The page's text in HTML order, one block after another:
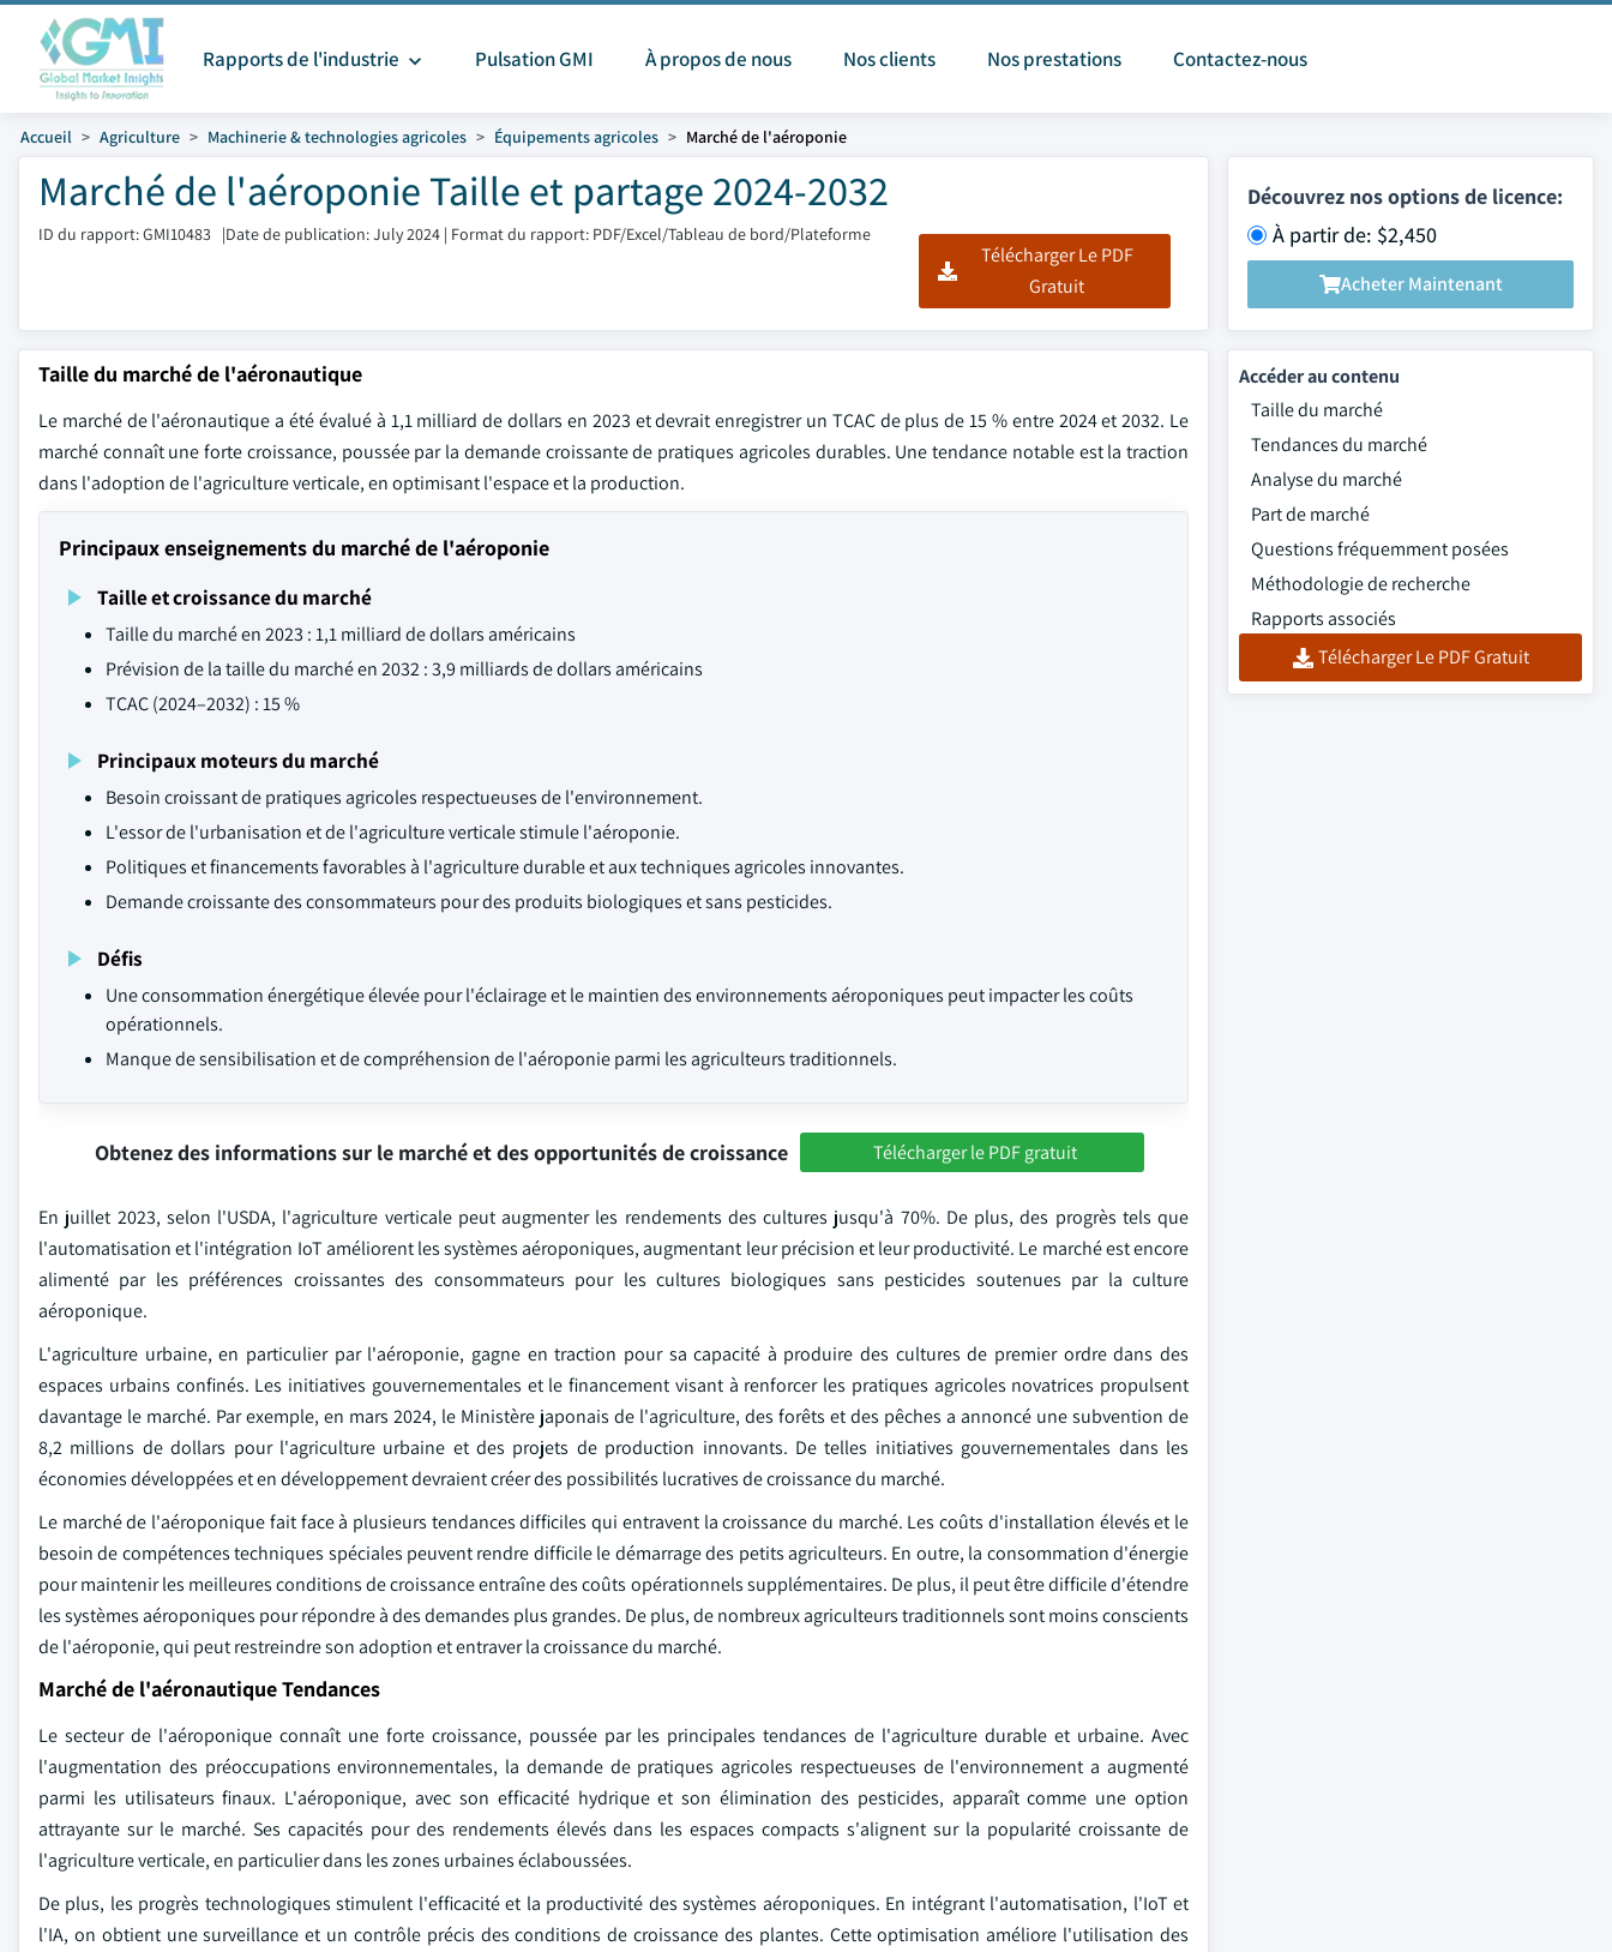
Rapports de l'industrie Pulsation GMI À propos de nous Nos clients Nos prestations Contactez-nous
Accueil Agriculture Machinerie & technologies agricoles Équipements agricoles Marché de l'aéroponie
Marché de l'aéroponie Taille et partage 2024-2032
ID du rapport: GMI10483 |Date de publication: July 2024 | Format du rapport: PDF/Excel/Tableau de bord/Plateforme
Télécharger Le PDF
Gratuit
Découvrez nos options de licence:
À partir de: $2,450
Acheter Maintenant
Taille du marché de l'aéronautique
Le marché de l'aéronautique a été évalué à 1,1 milliard de dollars en 2023 et devrait enregistrer un TCAC de plus de 15 % entre 2024 et 2032. Le
marché connaît une forte croissance, poussée par la demande croissante de pratiques agricoles durables. Une tendance notable est la traction
dans l'adoption de l'agriculture verticale, en optimisant l'espace et la production.
Principaux enseignements du marché de l'aéroponie
Taille et croissance du marché
Taille du marché en 2023 : 1,1 milliard de dollars américains
Prévision de la taille du marché en 2032 : 3,9 milliards de dollars américains
TCAC (2024–2032) : 15 %
Principaux moteurs du marché
Besoin croissant de pratiques agricoles respectueuses de l'environnement.
L'essor de l'urbanisation et de l'agriculture verticale stimule l'aéroponie.
Politiques et financements favorables à l'agriculture durable et aux techniques agricoles innovantes.
Demande croissante des consommateurs pour des produits biologiques et sans pesticides.
Défis
Une consommation énergétique élevée pour l'éclairage et le maintien des environnements aéroponiques peut impacter les coûts
opérationnels.
Manque de sensibilisation et de compréhension de l'aéroponie parmi les agriculteurs traditionnels.
Obtenez des informations sur le marché et des opportunités de croissance Télécharger le PDF gratuit
En juillet 2023, selon l'USDA, l'agriculture verticale peut augmenter les rendements des cultures jusqu'à 70%. De plus, des progrès tels que
l'automatisation et l'intégration IoT améliorent les systèmes aéroponiques, augmentant leur précision et leur productivité. Le marché est encore
alimenté par les préférences croissantes des consommateurs pour les cultures biologiques sans pesticides soutenues par la culture
aéroponique.
L'agriculture urbaine, en particulier par l'aéroponie, gagne en traction pour sa capacité à produire des cultures de premier ordre dans des
espaces urbains confinés. Les initiatives gouvernementales et le financement visant à renforcer les pratiques agricoles novatrices propulsent
davantage le marché. Par exemple, en mars 2024, le Ministère japonais de l'agriculture, des forêts et des pêches a annoncé une subvention de
8,2 millions de dollars pour l'agriculture urbaine et des projets de production innovants. De telles initiatives gouvernementales dans les
économies développées et en développement devraient créer des possibilités lucratives de croissance du marché.
Le marché de l'aéroponique fait face à plusieurs tendances difficiles qui entravent la croissance du marché. Les coûts d'installation élevés et le
besoin de compétences techniques spéciales peuvent rendre difficile le démarrage des petits agriculteurs. En outre, la consommation d'énergie
pour maintenir les meilleures conditions de croissance entraîne des coûts opérationnels supplémentaires. De plus, il peut être difficile d'étendre
les systèmes aéroponiques pour répondre à des demandes plus grandes. De plus, de nombreux agriculteurs traditionnels sont moins conscients
de l'aéroponie, qui peut restreindre son adoption et entraver la croissance du marché.
Marché de l'aéronautique Tendances
Le secteur de l'aéroponique connaît une forte croissance, poussée par les principales tendances de l'agriculture durable et urbaine. Avec
l'augmentation des préoccupations environnementales, la demande de pratiques agricoles respectueuses de l'environnement a augmenté
parmi les utilisateurs finaux. L'aéroponique, avec son efficacité hydrique et son élimination des pesticides, apparaît comme une option
attrayante sur le marché. Ses capacités pour des rendements élevés dans les espaces compacts s'alignent sur la popularité croissante de
l'agriculture verticale, en particulier dans les zones urbaines éclaboussées.
De plus, les progrès technologiques stimulent l'efficacité et la productivité des systèmes aéroponiques. En intégrant l'automatisation, l'IoT et
l'IA, on obtient une surveillance et un contrôle précis des conditions de croissance des plantes. Cette optimisation améliore l'utilisation des
Accéder au contenu
Taille du marché
Tendances du marché
Analyse du marché
Part de marché
Questions fréquemment posées
Méthodologie de recherche
Rapports associés
Télécharger Le PDF Gratuit